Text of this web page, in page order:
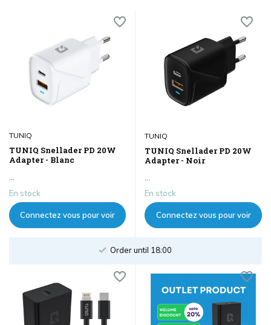
TUNIQ
TUNIQ Snellader PD 20W
Adapter - Blanc
En stock
Connectez vous pour voir
TUNIQ
TUNIQ Snellader PD 20W
Adapter - Noir
En stock
Connectez vous pour voir
World Famous Brands